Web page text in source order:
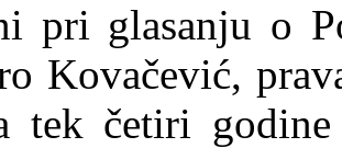
pri glasanju o
Kovačević,
tek četiri